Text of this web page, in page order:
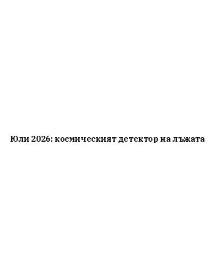
Юли 2026: космическият детектор на лъжата